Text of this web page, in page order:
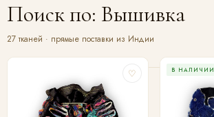
Поиск по: Вышивка
27 тканей · прямые поставки из Индии
♡ В НАЛИЧИИ